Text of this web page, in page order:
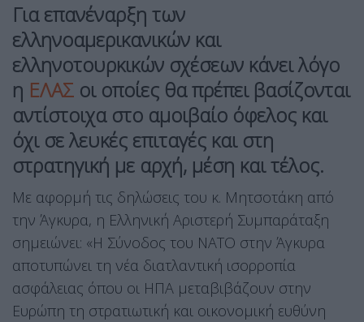
Για επανέναρξη των
ελληνοαμερικανικών και
ελληνοτουρκικών σχέσεων κάνει λόγο
η ΕΛΑΣ οι οποίες θα πρέπει βασίζονται
αντίστοιχα στο αμοιβαίο όφελος και
όχι σε λευκές επιταγές και στη
στρατηγική με αρχή, μέση και τέλος.
Με αφορμή τις δηλώσεις του κ. Μητσοτάκη από
την Άγκυρα, η Ελληνική Αριστερή Συμπαράταξη
σημειώνει: «Η Σύνοδος του ΝΑΤΟ στην Άγκυρα
αποτυπώνει τη νέα διατλαντική ισορροπία
ασφάλειας όπου οι ΗΠΑ μεταβιβάζουν στην
Ευρώπη τη στρατιωτική και οικονομική ευθύνη